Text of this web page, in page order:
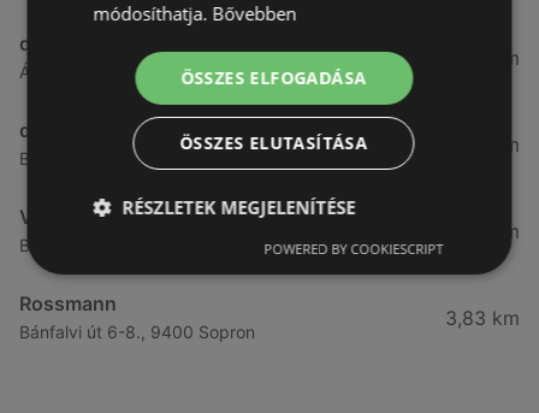
dm
Ágfalvi út 4, 9400, 9400 Sopron
3,26 km
dm
Besenyő u. 23, 9400 Sopron
3,28 km
Vianni
Bánfalvi út 14., 9400 Sopron
3,57 km
Rossmann
Bánfalvi út 6-8., 9400 Sopron
3,83 km
módosíthatja. Bővebben
ÖSSZES ELFOGADÁSA
ÖSSZES ELUTASÍTÁSA
RÉSZLETEK MEGJELENÍTÉSE
POWERED BY COOKIESCRIPT